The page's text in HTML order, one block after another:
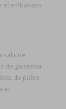
el embarazo
salir de
de glucemia
de pulso,